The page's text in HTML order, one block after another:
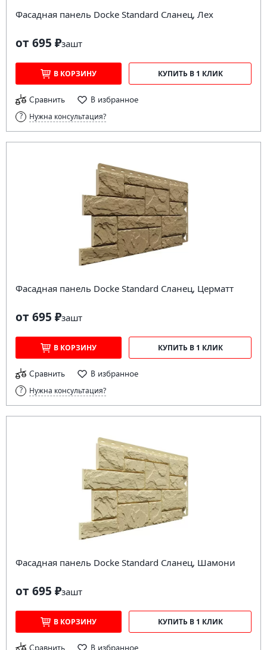
Фасадная панель Docke Standard Сланец, Лех
от 695 ₽зашт
В КОРЗИНУ КУПИТЬ В 1 КЛИК
Сравнить В избранное
Нужна консультация?
Фасадная панель Docke Standard Сланец, Церматт
от 695 ₽зашт
В КОРЗИНУ КУПИТЬ В 1 КЛИК
Сравнить В избранное
Нужна консультация?
Фасадная панель Docke Standard Сланец, Шамони
от 695 ₽зашт
В КОРЗИНУ КУПИТЬ В 1 КЛИК
Сравнить В избранное